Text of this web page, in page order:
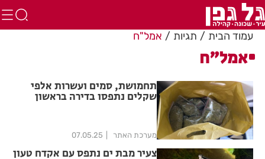
עמוד הבית תגיות אמל"ח
אמל"ח
תחמושת, סמים ועשרות אלפי
שקלים נתפסו בדירה בראשון
מערכת האתר 07.05.25
צעיר מבת ים נתפס עם אקדח טעון